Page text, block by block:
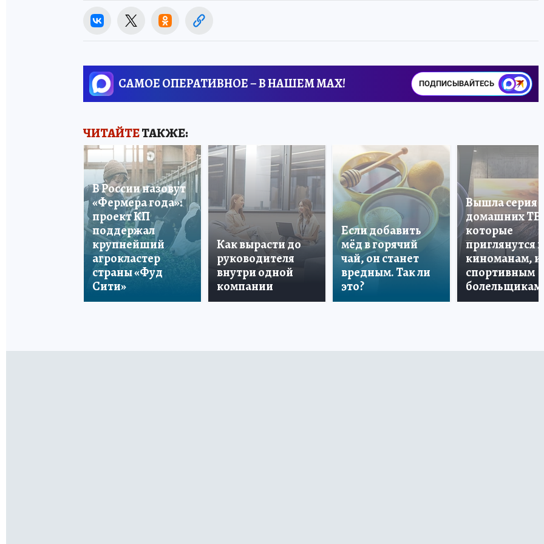
САМОЕ ОПЕРАТИВНОЕ – В НАШЕМ MAX! ПОДПИСЫВАЙТЕСЬ
ЧИТАЙТЕТАКЖЕ:
В России назовут
«Фермера года»:
проект КП
поддержал
крупнейший
агрокластер
страны «Фуд
Сити»
Как вырасти до
руководителя
внутри одной
компании
Если добавить
мёд в горячий
чай, он станет
вредным. Так ли
это?
Вышла серия
домашних ТВ,
которые
приглянутся и
киноманам, и
спортивным
болельщикам